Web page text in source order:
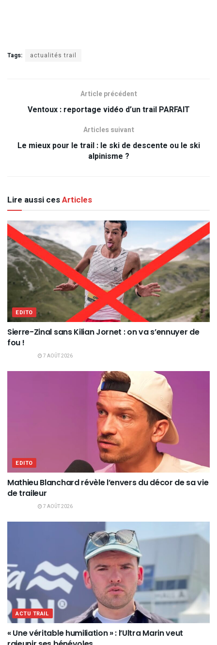
Tags: actualités trail
Article précédent
Ventoux : reportage vidéo d’un trail PARFAIT
Articles suivant
Le mieux pour le trail : le ski de descente ou le ski
alpinisme ?
Lire aussi cesArticles
EDITO
Sierre-Zinal sans Kilian Jornet : on va s’ennuyer de
fou !
7 AOÛT 2026
EDITO
Mathieu Blanchard révèle l’envers du décor de sa vie
de traileur
7 AOÛT 2026
ACTU TRAIL
« Une véritable humiliation » : l’Ultra Marin veut